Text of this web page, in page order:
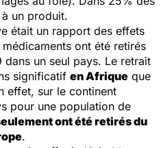
un produit.
était un rapport des effets
ont été retirés
dans un seul pays. Le retrait
significatif en Afrique que
effet, sur le continent
pour une population de
ont été retirés du
.